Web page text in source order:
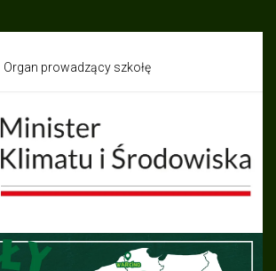
Organ prowadzący szkołę